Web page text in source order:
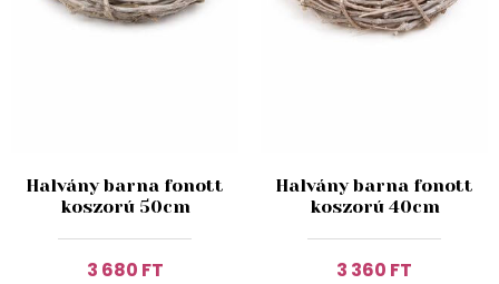
Halvány barna fonott
koszorú 50cm
3 680 FT
Halvány barna fonott
koszorú 40cm
3 360 FT